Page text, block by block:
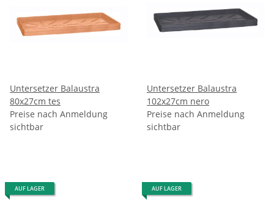
Untersetzer Balaustra
80x27cm tes
Preise nach Anmeldung
sichtbar
Untersetzer Balaustra
102x27cm nero
Preise nach Anmeldung
sichtbar
AUF LAGER AUF LAGER